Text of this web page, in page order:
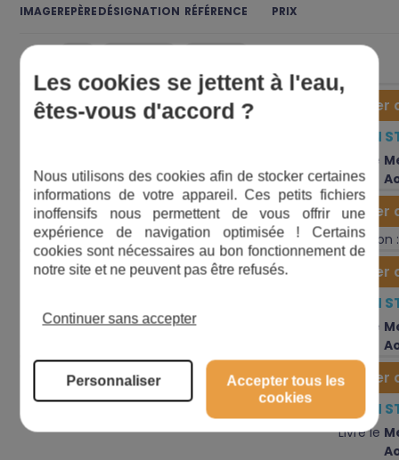
IMAGEREPÈREDÉSIGNATION RÉFÉRENCE PRIX
EN
Livré le
9
Anneau
élastique
342 1,56 € Ajouter
Expédition
EN
Livré le
11000855 3,00€
Ajouter
EN
Livré le
Les cookies se jettent à l'eau,
êtes-vous d'accord ?
Nous utilisons des cookies afin de stocker certaines
informations de votre appareil. Ces petits fichiers
inoffensifs nous permettent de vous offrir une
expérience de navigation optimisée ! Certains
cookies sont nécessaires au bon fonctionnement de
notre site et ne peuvent pas être refusés.
Continuer sans accepter
Personnaliser
Accepter tous les
cookies